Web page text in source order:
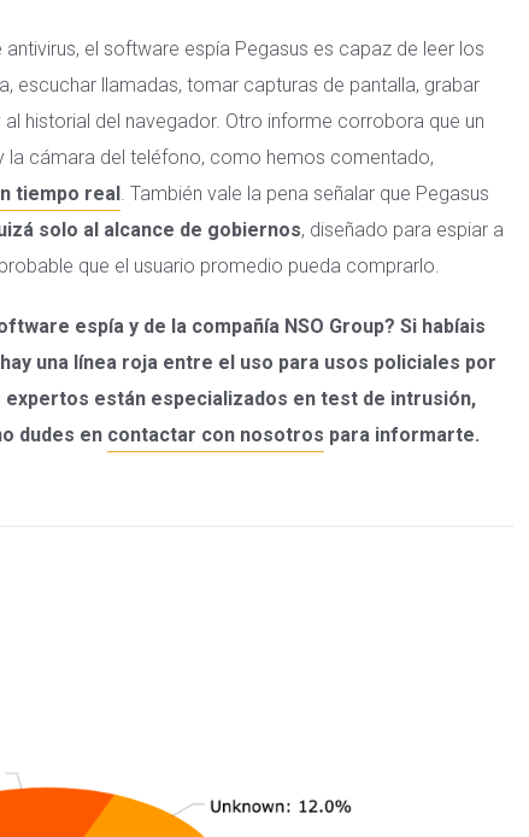
el software espía Pegasus es capaz de leer los
escuchar llamadas, tomar capturas de pantalla, grabar
historial del navegador. Otro informe corrobora que un
cámara del teléfono, como hemos comentado,
tiempo real. También vale la pena señalar que Pegasus
solo al alcance de gobiernos, diseñado para espiar a
que el usuario promedio pueda comprarlo.
espía y de la compañía NSO Group? Si habíais
una línea roja entre el uso para usos policiales por
están especializados en test de intrusión,
dudes en contactar con nosotros para informarte.